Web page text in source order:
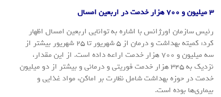
۳ میلیون و ۷۰۰ هزار خدمت در اربعین امسال
رئیس سازمان اورژانس با اشاره به توانایی اربعین امسال اظهار
کرد: کمیته بهداشت و درمان از ۵ شهریور تا ۲۵ شهریور بیشتر از
سه میلیون و ۷۰۰ هزار خدمت اراعه داده است. از این مقدار،
نزدیک به ۳۴۵ هزار خدمت فوریتی و درمانی و بیشتر از دو میلیون
خدمت در حوزه بهداشت شامل نظارت بر اماکن، مواد غذایی و
بیماری‌ها بوده است.